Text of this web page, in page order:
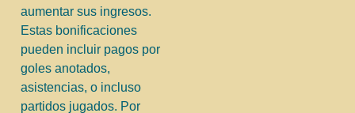
aumentar sus ingresos.
Estas bonificaciones
pueden incluir pagos por
goles anotados,
asistencias, o incluso
partidos jugados. Por